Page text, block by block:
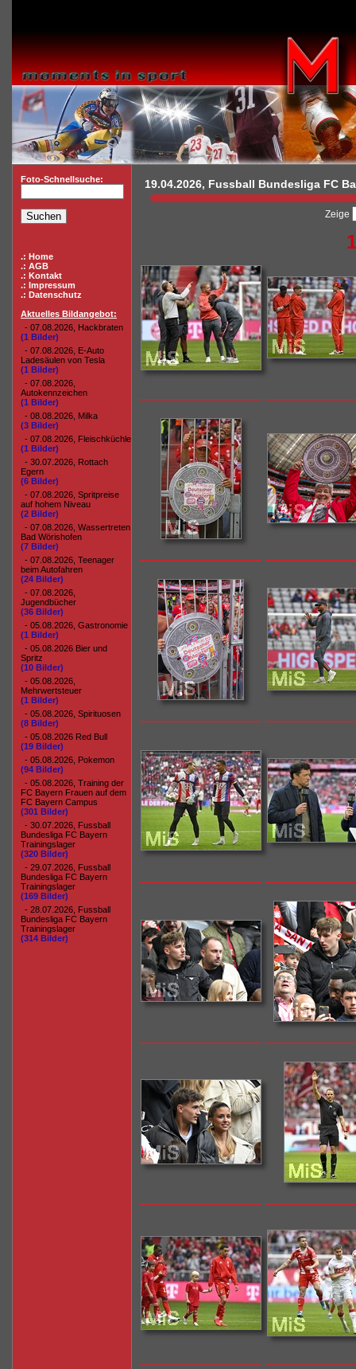
Foto-Schnellsuche:
.: Home
.: AGB
.: Kontakt
.: Impressum
.: Datenschutz
Aktuelles Bildangebot:
- 07.08.2026, Hackbraten
(1 Bilder)
- 07.08.2026, E-Auto
Ladesäulen von Tesla
(1 Bilder)
- 07.08.2026,
Autokennzeichen
(1 Bilder)
- 08.08.2026, Milka
(3 Bilder)
- 07.08.2026, Fleischküchle
(1 Bilder)
- 30.07.2026, Rottach
Egern
(6 Bilder)
- 07.08.2026, Spritpreise
auf hohem Niveau
(2 Bilder)
- 07.08.2026, Wassertreten
Bad Wörishofen
(7 Bilder)
- 07.08.2026, Teenager
beim Autofahren
(24 Bilder)
- 07.08.2026,
Jugendbücher
(36 Bilder)
- 05.08.2026, Gastronomie
(1 Bilder)
- 05.08.2026 Bier und
Spritz
(10 Bilder)
- 05.08.2026,
Mehrwertsteuer
(1 Bilder)
- 05.08.2026, Spirituosen
(8 Bilder)
- 05.08.2026 Red Bull
(19 Bilder)
- 05.08.2026, Pokemon
(94 Bilder)
- 05.08.2026, Training der
FC Bayern Frauen auf dem
FC Bayern Campus
(301 Bilder)
- 30.07.2026, Fussball
Bundesliga FC Bayern
Trainingslager
(320 Bilder)
- 29.07.2026, Fussball
Bundesliga FC Bayern
Trainingslager
(169 Bilder)
- 28.07.2026, Fussball
Bundesliga FC Bayern
Trainingslager
(314 Bilder)
19.04.2026, Fussball Bundesliga FC
Zeige
1